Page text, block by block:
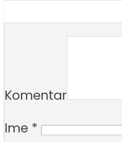
Komentar
Ime *